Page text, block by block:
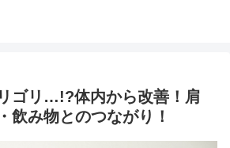
ゴリ…!?体内から改善！肩
飲み物とのつながり！